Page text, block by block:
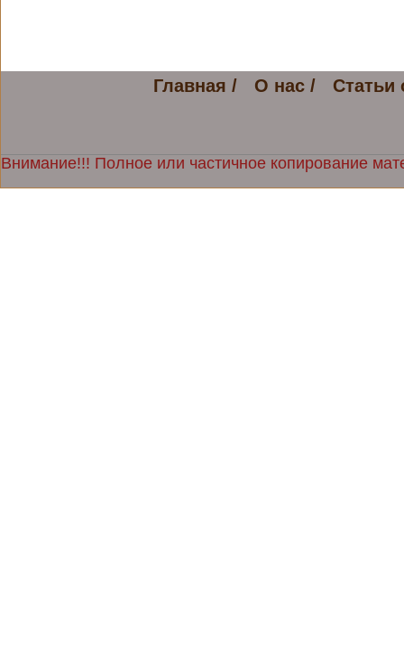
Главная / О нас / Статьи
Внимание!!! Полное или частичное копирование